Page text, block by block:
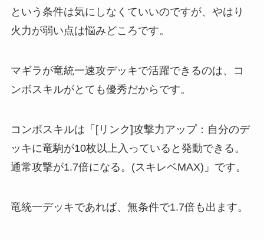
という条件は気にしなくていいのですが、やはり
火力が弱い点は悩みどころです。
マギラが竜統一速攻デッキで活躍できるのは、コ
ンボスキルがとても優秀だからです。
コンボスキルは「[リンク]攻撃力アップ：自分のデ
ッキに竜駒が10枚以上入っていると発動できる。
通常攻撃が1.7倍になる。(スキレベMAX)」です。
竜統一デッキであれば、無条件で1.7倍も出ます。